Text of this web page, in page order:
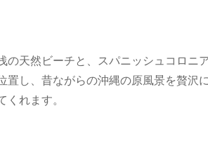
天然ビーチと、スパニッシュコロニ
し、昔ながらの沖縄の原風景を贅沢
れます。